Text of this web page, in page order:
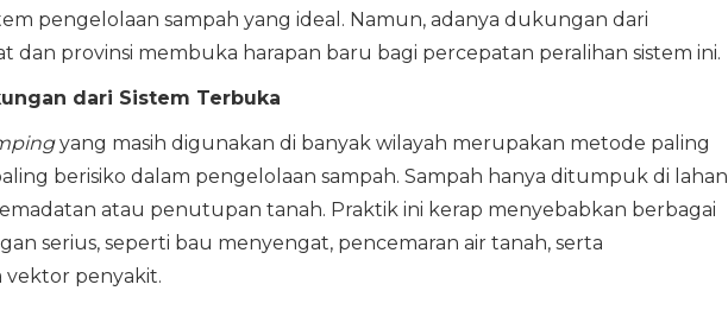
pengelolaan sampah yang ideal. Namun, adanya dukungan dari
dan provinsi membuka harapan baru bagi percepatan peralihan sistem ini.
dari Sistem Terbuka
yang masih digunakan di banyak wilayah merupakan metode paling
berisiko dalam pengelolaan sampah. Sampah hanya ditumpuk di lahan
atau penutupan tanah. Praktik ini kerap menyebabkan berbagai
serius, seperti bau menyengat, pencemaran air tanah, serta
penyakit.